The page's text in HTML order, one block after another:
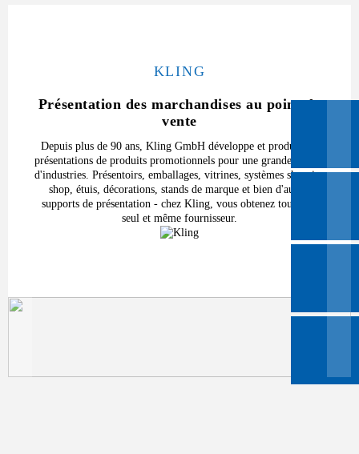
KLING
Présentation des marchandises au point de
vente
Depuis plus de 90 ans, Kling GmbH développe et produit des
présentations de produits promotionnels pour une grande variété
d'industries. Présentoirs, emballages, vitrines, systèmes shop-in-
shop, étuis, décorations, stands de marque et bien d'autres
supports de présentation - chez Kling, vous obtenez tout d'un
seul et même fournisseur.